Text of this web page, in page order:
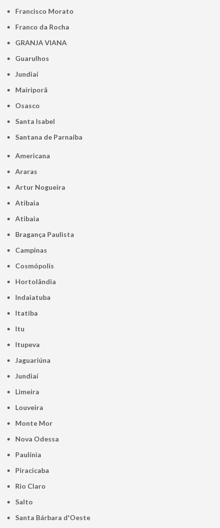
Francisco Morato
Franco da Rocha
GRANJA VIANA
Guarulhos
Jundiaí
Mairiporã
Osasco
Santa Isabel
Santana de Parnaíba
Americana
Araras
Artur Nogueira
Atibaia
Atibaia
Bragança Paulista
Campinas
Cosmópolis
Hortolândia
Indaiatuba
Itatiba
Itu
Itupeva
Jaguariúna
Jundiaí
Limeira
Louveira
Monte Mor
Nova Odessa
Paulínia
Piracicaba
Rio Claro
Salto
Santa Bárbara d'Oeste